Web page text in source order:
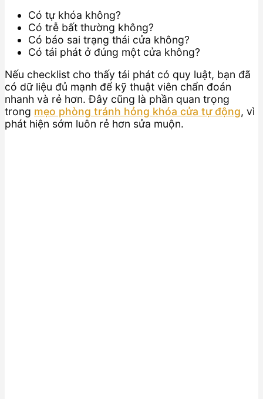
Có tự khóa không?
Có trễ bất thường không?
Có báo sai trạng thái cửa không?
Có tái phát ở đúng một cửa không?
Nếu checklist cho thấy tái phát có quy luật, bạn đã
có dữ liệu đủ mạnh để kỹ thuật viên chẩn đoán
nhanh và rẻ hơn. Đây cũng là phần quan trọng
trong mẹo phòng tránh hỏng khóa cửa tự động, vì
phát hiện sớm luôn rẻ hơn sửa muộn.